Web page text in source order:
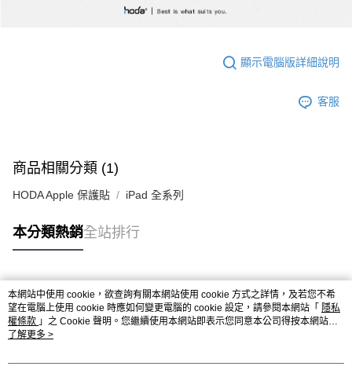
顯示電腦版詳細說明
客服
商品相關分類 (1)
HODA Apple 保護貼 iPad 全系列
本分類熱銷全站排行
熱門標籤
本網站中使用 cookie，欲查詢有關本網站使用 cookie 方式之詳情，及若您不希
望在電腦上使用 cookie 時應如何變更電腦的 cookie 設定，請參閱本網站「 隱私
權條款 」之 Cookie 聲明。您繼續使用本網站即表示您同意本公司得按本網站使
用條款之 Cookie 聲明使用 cookie。
了解更多 >